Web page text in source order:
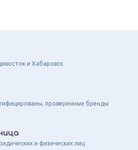
и Хабаровск
проверенные бренды
и физических лиц